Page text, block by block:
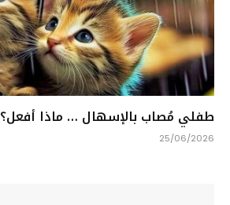
طفلي مُصاب بالإسهال … ماذا أفعل؟
25/06/2026